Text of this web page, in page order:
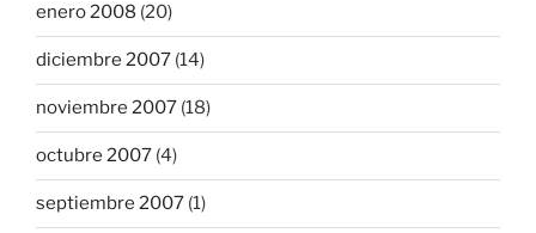
enero 2008 (20)
diciembre 2007 (14)
noviembre 2007 (18)
octubre 2007 (4)
septiembre 2007 (1)